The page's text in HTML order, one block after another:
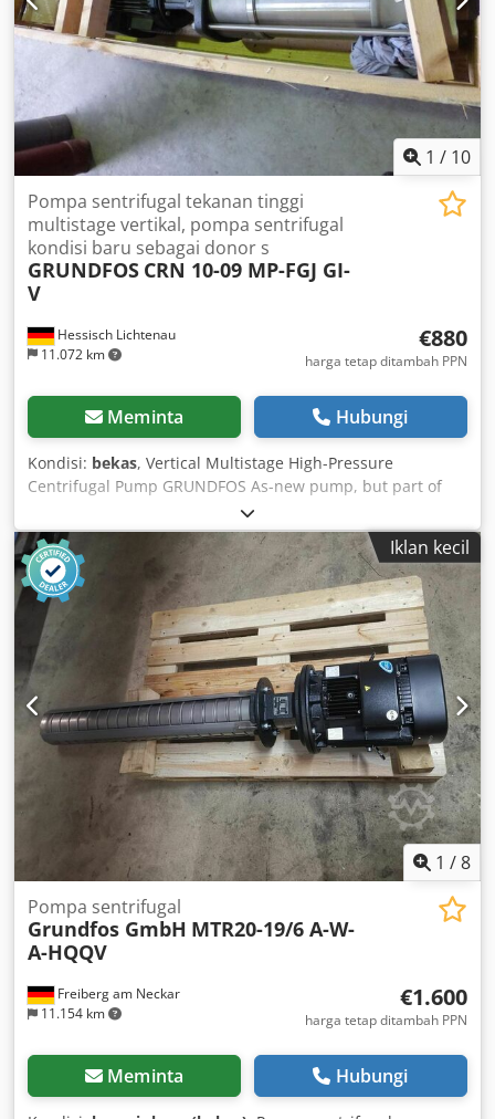
1 / 10
Hessisch Lichtenau
11.072 km
Pompa sentrifugal tekanan tinggi
multistage vertikal, pompa sentrifugal
kondisi baru sebagai donor s
GRUNDFOS CRN 10-09 MP-FGJ GI-
V
€880
harga tetap ditambah PPN
Meminta Hubungi
Kondisi: bekas, Vertical Multistage High-Pressure
Centrifugal Pump GRUNDFOS As-new pump, but part of
the magnetic coupling has been removed. Type: CRN 10-09
MP-FGJ GI-V Year of manufacture: approx. 2012
Performance at 7.2 bar: max. 10 m³/h Head: max. 91.8
meters Power supply: 400 Volt, 50 Hz Crsdpfx Aofupadjhyjf
Power: 3 kW - 9-stage pump construction - Made of
stainless steel 1.4401 - The pump is as new and was used
as a parts donor, but includes several new pump
chambers - Part of the magnetic coupling is missing
Suitable for drinking water supply, irrigation, and drainage
Packed in original wooden crate Pump dimensions
(LxWxH): 1100 x 250 x 300 mm Shipping crate dimensions
(LxWxH): 1400 x 330 x 340 mm Weight with shipping crate:
85 kg As new condition Not a submersible or immersion
Iklan kecil
1 /8
Freiberg am Neckar
11.154 km
Pompa sentrifugal
Grundfos GmbH MTR20-19/6 A-W-
A-HQQV
€1.600
harga tetap ditambah PPN
Meminta Hubungi